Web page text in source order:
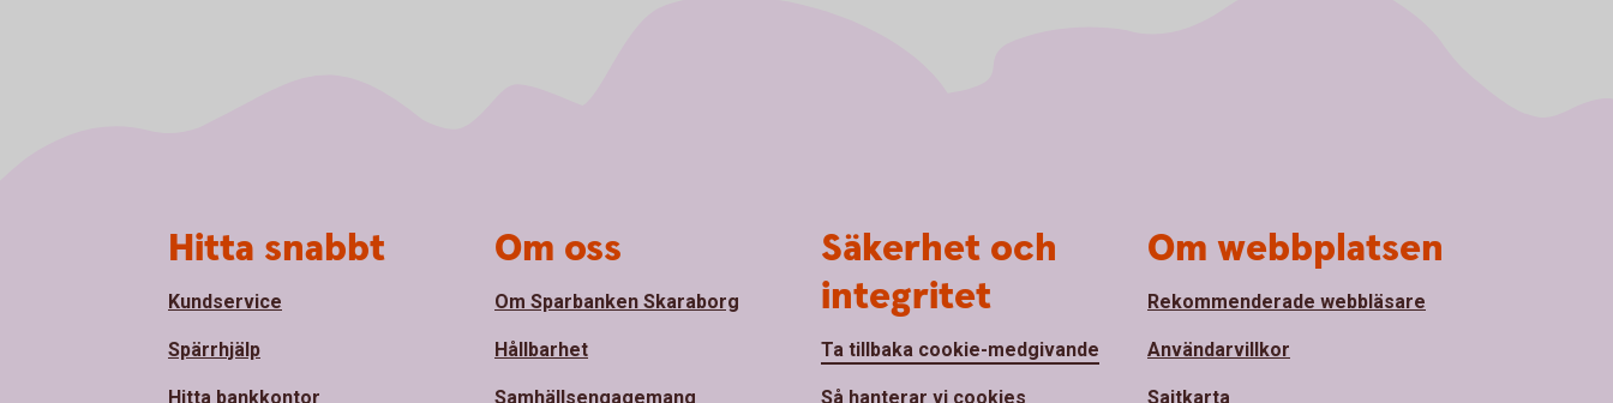
Hitta snabbt
Kundservice
Spärrhjälp
Hitta bankkontor
Om oss
Om Sparbanken Skaraborg
Hållbarhet
Samhällsengagemang
Säkerhet och
integritet
Ta tillbaka cookie-medgivande
Så hanterar vi cookies
Om webbplatsen
Rekommenderade webbläsare
Användarvillkor
Sajtkarta